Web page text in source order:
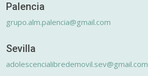
Palencia
grupo.alm.palencia@gmail.com
Sevilla
adolescencialibredemovil.sev@gmail.com